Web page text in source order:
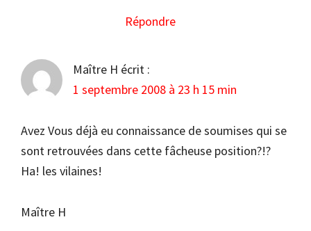
Répondre
Maître H écrit :
1 septembre 2008 à 23 h 15 min
Avez Vous déjà eu connaissance de soumises qui se
sont retrouvées dans cette fâcheuse position?!?
Ha! les vilaines!
Maître H